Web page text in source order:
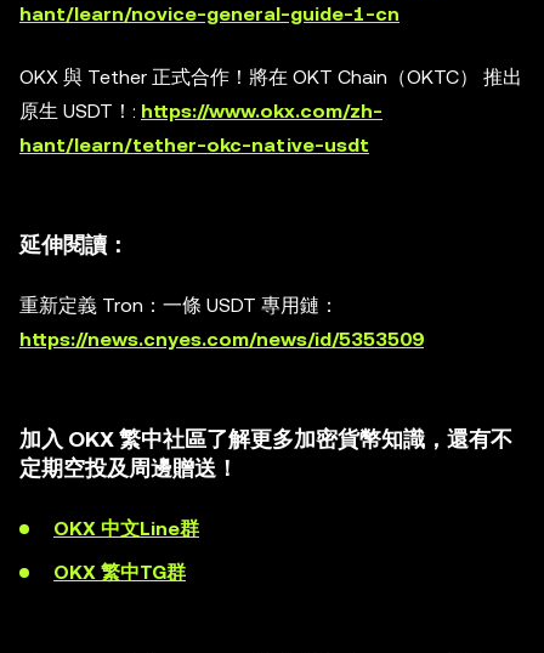
hant/learn/novice-general-guide-1-cn
OKX 與 Tether 正式合作！將在 OKT Chain（OKTC） 推出
原生 USDT！ : https://www.okx.com/zh-
hant/learn/tether-okc-native-usdt
延伸閱讀：
重新定義 Tron：一條 USDT 專用鏈 ：
https://news.cnyes.com/news/id/5353509
加入 OKX 繁中社區了解更多加密貨幣知識，還有不
定期空投及周邊贈送！
OKX 中文Line群
OKX 繁中TG群